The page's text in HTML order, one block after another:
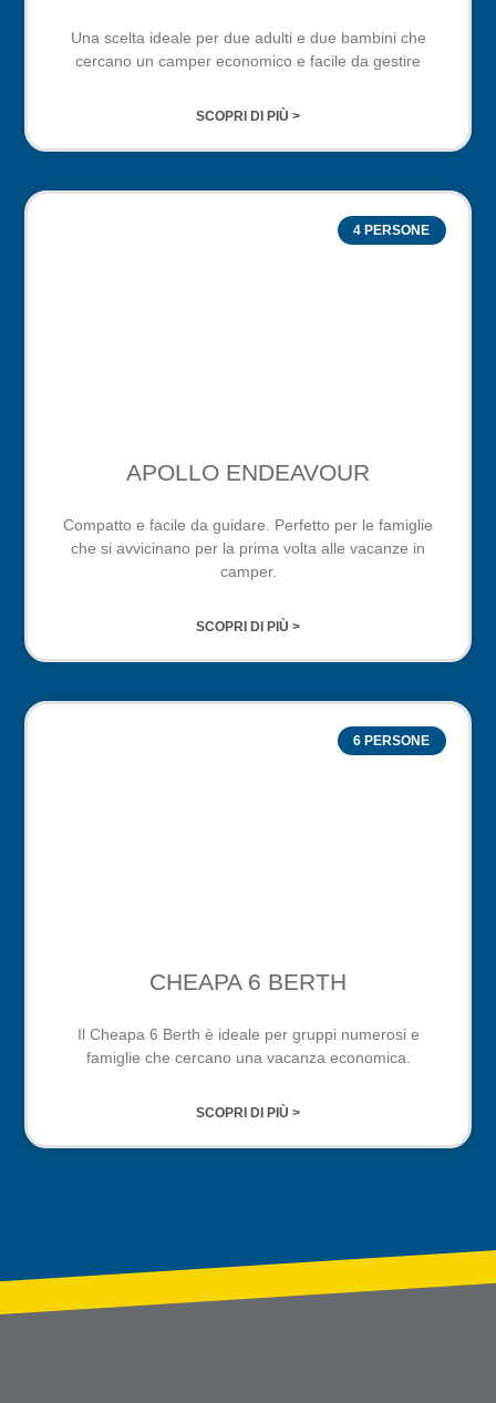
Una scelta ideale per due adulti e due bambini che
cercano un camper economico e facile da gestire
SCOPRI DI PIÙ >
4 PERSONE
APOLLO ENDEAVOUR
Compatto e facile da guidare. Perfetto per le famiglie
che si avvicinano per la prima volta alle vacanze in
camper.
SCOPRI DI PIÙ >
6 PERSONE
CHEAPA 6 BERTH
Il Cheapa 6 Berth è ideale per gruppi numerosi e
famiglie che cercano una vacanza economica.
SCOPRI DI PIÙ >